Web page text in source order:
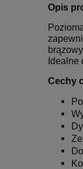
Opis
Idealne
Cechy